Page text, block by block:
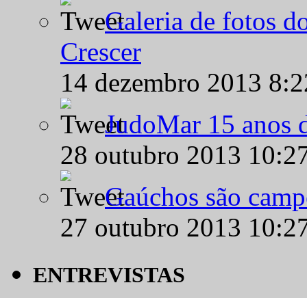
Galeria de fotos
Crescer
14 dezembro 2013
JudoMar 15 anos
28 outubro 2013
Gaúchos são
27 outubro 2013
ENTREVISTAS